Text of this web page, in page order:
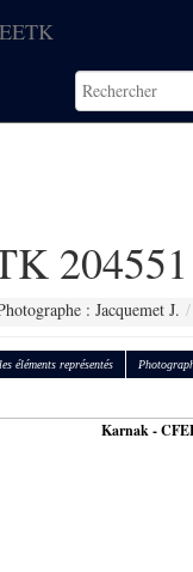
204551
: Jacquemet J.
éléments représentés